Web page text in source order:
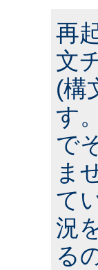
再
文
(構
す
で
ま
て
況
る